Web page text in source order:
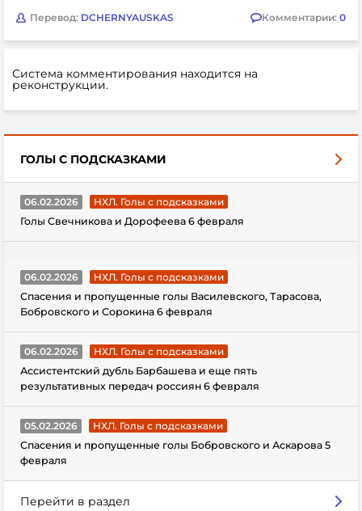
Перевод: DCHERNYAUSKAS Комментарии: 0
Система комментирования находится на
реконструкции.
ГОЛЫ С ПОДСКАЗКАМИ
06.02.2026
НХЛ. Голы с подсказками
Голы Свечникова и Дорофеева 6 февраля
06.02.2026
НХЛ. Голы с подсказками
Спасения и пропущенные голы Василевского, Тарасова,
Бобровского и Сорокина 6 февраля
06.02.2026
НХЛ. Голы с подсказками
Ассистентский дубль Барбашева и еще пять
результативных передач россиян 6 февраля
05.02.2026
НХЛ. Голы с подсказками
Спасения и пропущенные голы Бобровского и Аскарова 5
февраля
Перейти в раздел